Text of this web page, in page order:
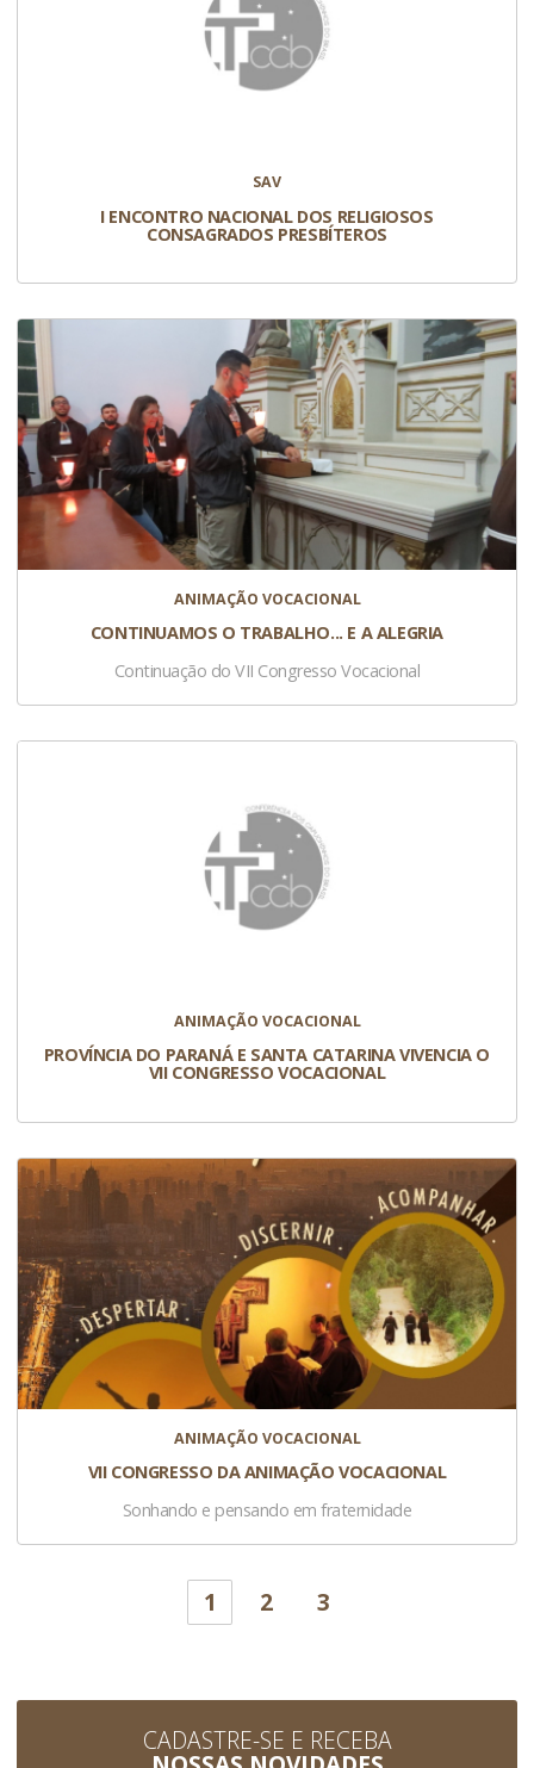
SAV
I ENCONTRO NACIONAL DOS RELIGIOSOS
CONSAGRADOS PRESBÍTEROS
ANIMAÇÃO VOCACIONAL
CONTINUAMOS O TRABALHO... E A ALEGRIA
Continuação do VII Congresso Vocacional
ANIMAÇÃO VOCACIONAL
PROVÍNCIA DO PARANÁ E SANTA CATARINA VIVENCIA O
VII CONGRESSO VOCACIONAL
ANIMAÇÃO VOCACIONAL
VII CONGRESSO DA ANIMAÇÃO VOCACIONAL
Sonhando e pensando em fraternidade
1 2 3
CADASTRE-SE E RECEBA